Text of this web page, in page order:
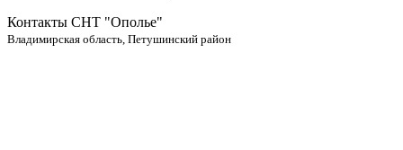
Контакты СНТ "Ополье"
Владимирская область, Петушинский район